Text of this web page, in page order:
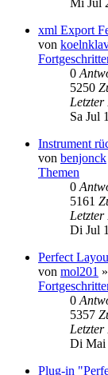
xml Export
von
0
5250
Sa Jul
Instrument
von benjonck
Themen
0
5161
Di Jul
Perfect
von mol201 »
0
5357
Di Mai
Plug-in